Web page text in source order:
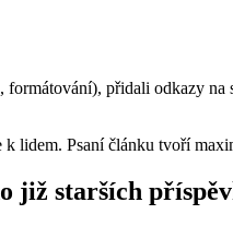
přidali odkazy
k lidem. Psaní článku tvoří
již starších